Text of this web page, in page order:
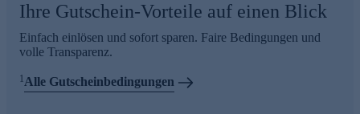
Ihre Gutschein-Vorteile auf einen Blick
Einfach einlösen und sofort sparen. Faire Bedingungen und
volle Transparenz.
1Alle Gutscheinbedingungen